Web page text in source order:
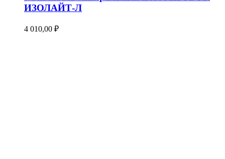
ИЗОЛАЙТ-Л
4 010,00 ₽